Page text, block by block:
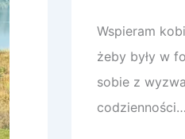
Wspieram
żeby były w
sobie z
codzienności…